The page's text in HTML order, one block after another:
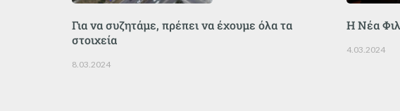
Για να συζητάμε, πρέπει να έχουμε όλα τα
στοιχεία
8.03.2024
Η Νέα
4.03.2024